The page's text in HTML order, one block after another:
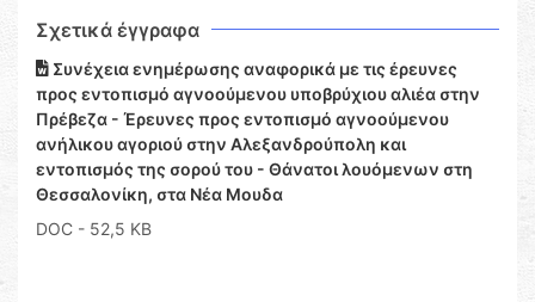
Σχετικά έγγραφα
Συνέχεια ενημέρωσης αναφορικά με τις έρευνες
προς εντοπισμό αγνοούμενου υποβρύχιου αλιέα στην
Πρέβεζα - Έρευνες προς εντοπισμό αγνοούμενου
ανήλικου αγοριού στην Αλεξανδρούπολη και
εντοπισμός της σορού του - Θάνατοι λουόμενων στη
Θεσσαλονίκη, στα Νέα Μουδα
DOC - 52,5 KB